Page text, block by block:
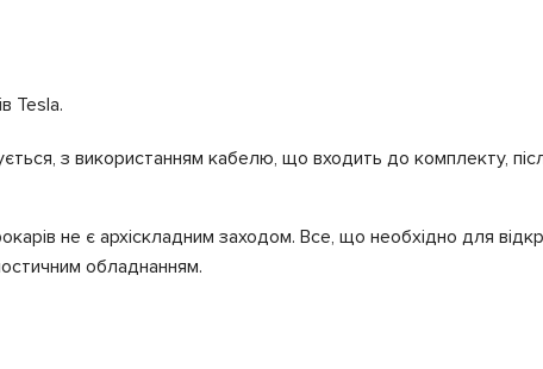
Tesla.
з використанням кабелю, що входить до комплекту,
не є архіскладним заходом. Все, що необхідно для
обладнанням.